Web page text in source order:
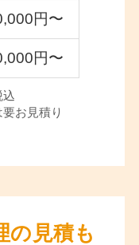
円〜
円〜
お見積り
の見積も